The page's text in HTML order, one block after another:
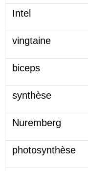
Intel
vingtaine
biceps
synthèse
Nuremberg
photosynthèse